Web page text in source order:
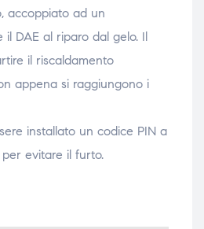
accoppiato ad un
il DAE al riparo dal gelo. Il
il riscaldamento
appena si raggiungono i
installato un codice PIN a
evitare il furto.